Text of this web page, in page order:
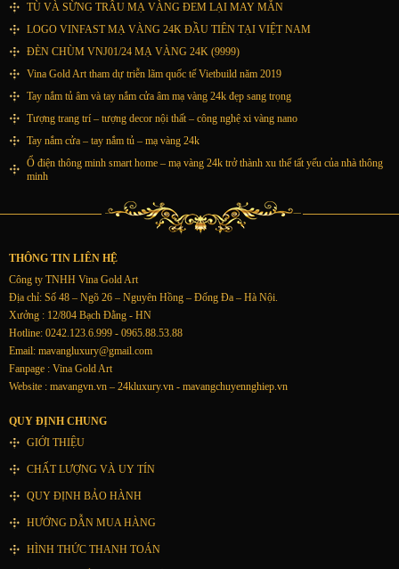
TÙ VÀ SỪNG TRÂU MẠ VÀNG ĐEM LẠI MAY MẮN
LOGO VINFAST MẠ VÀNG 24K ĐẦU TIÊN TẠI VIỆT NAM
ĐÈN CHÙM VNJ01/24 MẠ VÀNG 24K (9999)
Vina Gold Art tham dự triễn lãm quốc tế Vietbuild năm 2019
Tay nắm tủ âm và tay nắm cửa âm mạ vàng 24k đẹp sang trọng
Tượng trang trí – tượng decor nội thất – công nghệ xi vàng nano
Tay nắm cửa – tay nắm tủ – mạ vàng 24k
Ổ điện thông minh smart home – mạ vàng 24k trở thành xu thế tất yếu của nhà thông
minh
THÔNG TIN LIÊN HỆ
Công ty TNHH Vina Gold Art
Địa chỉ: Số 48 – Ngõ 26 – Nguyên Hồng – Đống Đa – Hà Nội.
Xưởng : 12/804 Bạch Đằng - HN
Hotline: 0242.123.6.999 - 0965.88.53.88
Email: mavangluxury@gmail.com
Fanpage : Vina Gold Art
Website : mavangvn.vn – 24kluxury.vn - mavangchuyennghiep.vn
QUY ĐỊNH CHUNG
GIỚI THIỆU
CHẤT LƯỢNG VÀ UY TÍN
QUY ĐỊNH BẢO HÀNH
HƯỚNG DẪN MUA HÀNG
HÌNH THỨC THANH TOÁN